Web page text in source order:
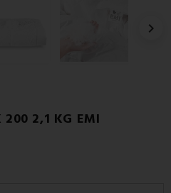

200 2,1 KG EMI